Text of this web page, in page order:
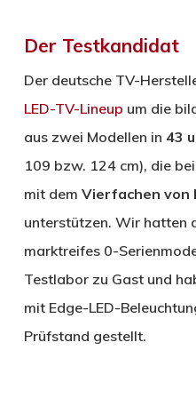
Der Testkandidat
Der deutsche TV-
LED-TV-Lineup um die
aus zwei Modellen in 43
109 bzw. 124 cm), die
mit dem Vierfachen von
unterstützen. Wir hatten
marktreifes 0-
Testlabor zu Gast und
mit Edge-LED-
Prüfstand gestellt.